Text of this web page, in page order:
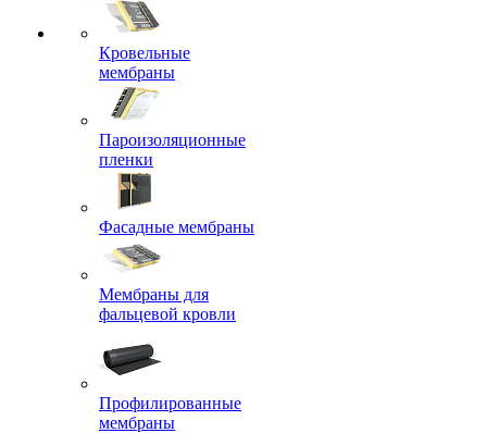
Кровельные
мембраны
Пароизоляционные
пленки
Фасадные мембраны
Мембраны для
фальцевой кровли
Профилированные
мембраны